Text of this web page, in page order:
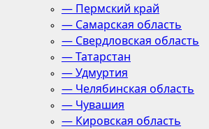
— Пермский край
— Самарская область
— Свердловская область
— Татарстан
— Удмуртия
— Челябинская область
— Чувашия
— Кировская область